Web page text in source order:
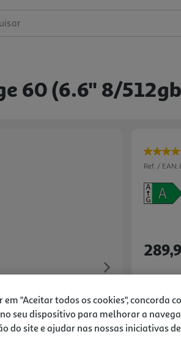
60 (6.6'' 8/
Next
Ref. / EAN:
em "Aceitar todos os cookies", concorda
seu dispositivo para melhorar a
do site e ajudar nas nossas iniciativas